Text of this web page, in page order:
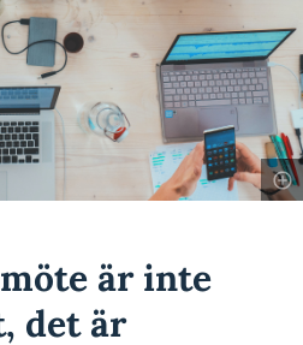
är inte
det är